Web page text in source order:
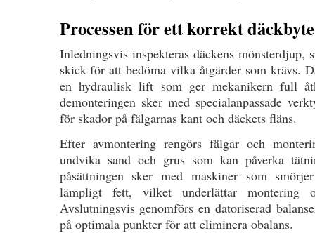
Processen för ett korrekt däckbyte
Inledningsvis inspekteras däckens mönsterdjup,
skick för att bedöma vilka åtgärder som krävs.
en hydraulisk lift som ger mekanikern full
demonteringen sker med specialanpassade
för skador på fälgarnas kant och däckets fläns.
Efter avmontering rengörs fälgar och
undvika sand och grus som kan påverka
påsättningen sker med maskiner som
lämpligt fett, vilket underlättar montering
Avslutningsvis genomförs en datoriserad
på optimala punkter för att eliminera obalans.